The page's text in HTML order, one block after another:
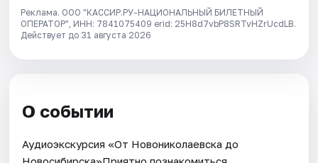
Реклама. ООО "КАССИР.РУ-НАЦИОНАЛЬНЫЙ БИЛЕТНЫЙ
ОПЕРАТОР", ИНН: 7841075409 erid: 25H8d7vbP8SRTvHZrUcdLB.
Действует до 31 августа 2026
О событии
Аудиоэкскурсия «От Новониколаевска до